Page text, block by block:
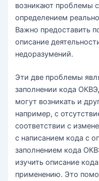
возникают проблемы
определением
Важно предоставить
описание
недоразумений.
Эти две проблемы
заполнении кода
могут возникать и
например, с
соответствии с
с написанием кода с
заполнением кода
изучить описание
применению. Это